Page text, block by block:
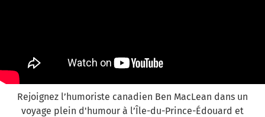
Rejoignez l’humoriste canadien Ben MacLean dans un
voyage plein d'humour à l’Île-du-Prince-Édouard et